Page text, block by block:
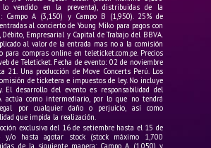
lo vendido en la preventa), distribuidas de la
Campo A (3,150) y Campo B (1,950). 25% de
al concierto de Young Miko para pagos con
Débito, Empresarial y Capital de Trabajo del BBVA.
al valor de la entrada mas no a la comisión
para compras online en teleticket.com.pe. Precios
de Teleticket. Fecha de evento: 02 de noviembre
21. Una producción de Move Concerts Perú. Los
de ticketera e impuestos de ley. No incluye
El desarrollo del evento es responsabilidad del
actúa como intermediario, por lo que no tendrá
por cualquier daño o perjuicio, así como
que impida la realización.
exclusiva del 16 de setiembre hasta el 15 de
y/o hasta agotar stock (stock máximo 1,700